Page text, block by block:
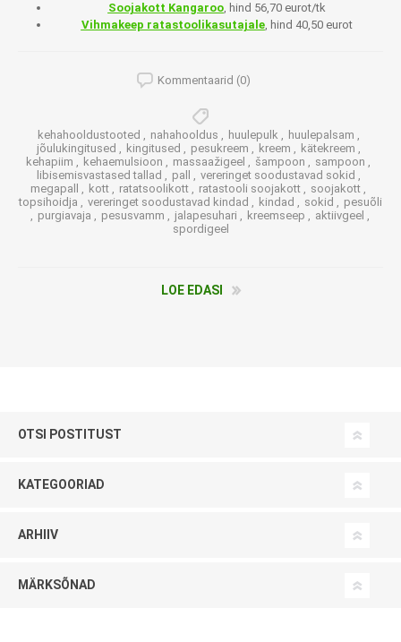
Soojakott Kangaroo, hind 56,70 eurot/tk
Vihmakeep ratastoolikasutajale, hind 40,50 eurot
Kommentaarid (0)
kehahooldustooted , nahahooldus , huulepulk , huulepalsam ,
jõulukingitused , kingitused , pesukreem , kreem , kätekreem ,
kehapiim , kehaemulsioon , massaažigeel , šampoon , sampoon ,
libisemisvastased tallad , pall , vereringet soodustavad sokid ,
megapall
, kott , ratatsoolikott , ratastooli soojakott , soojakott ,
topsihoidja , vereringet soodustavad kindad , kindad , sokid , pesuõli
, purgiavaja , pesusvamm , jalapesuhari , kreemseep , aktiivgeel ,
spordigeel
LOE EDASI
OTSI POSTITUST
KATEGOORIAD
ARHIIV
MÄRKSÕNAD